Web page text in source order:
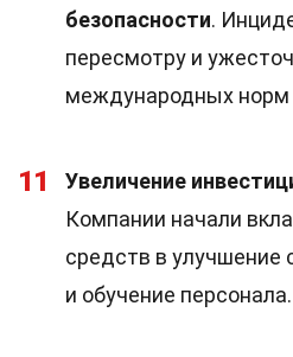
безопасности.
пересмотру и
международных норм
11 Увеличение
Компании начали
средств в улучшение
и обучение персонала.